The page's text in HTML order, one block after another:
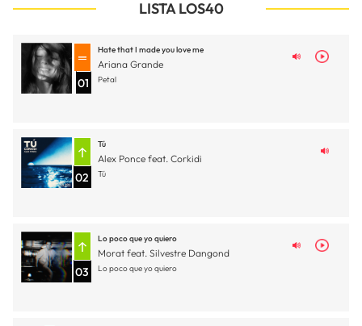
LISTA LOS40
01
Hate that I made you love me
Ariana Grande
Petal
02
Tú
Alex Ponce feat. Corkidi
Tú
03
Lo poco que yo quiero
Morat feat. Silvestre Dangond
Lo poco que yo quiero